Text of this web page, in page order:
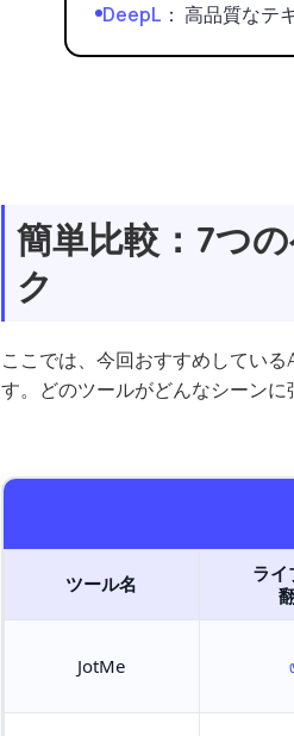
DeepL ： 高品質なテ
簡単比較：7つ
ク
ここでは、今回おすすめしてい
す。どのツールがどんなシーンに
ツール名
ライ
JotMe